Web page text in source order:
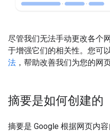
尽管我们无法手动更改各个
于增强它们的相关性。您可
法 ，帮助改善我们为您的网
摘要是如何创建的
摘要是 Google 根据网页内